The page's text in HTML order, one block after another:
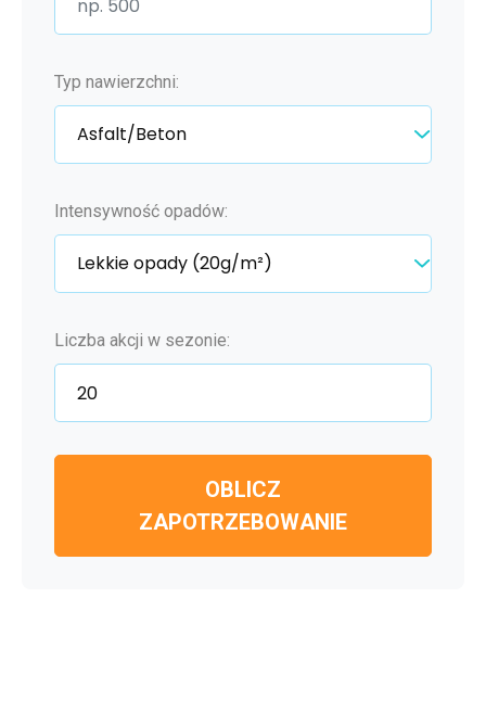
Typ nawierzchni:
Intensywność opadów:
Liczba akcji w sezonie:
OBLICZ
ZAPOTRZEBOWANIE